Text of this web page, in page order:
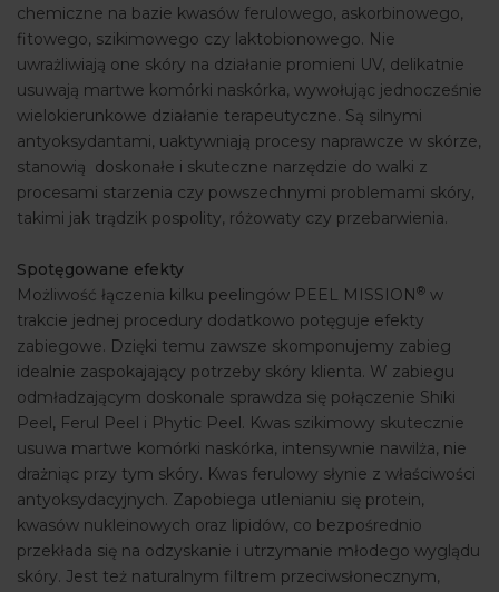
chemiczne na bazie kwasów ferulowego, askorbinowego,
fitowego, szikimowego czy laktobionowego. Nie
uwrażliwiają one skóry na działanie promieni UV, delikatnie
usuwają martwe komórki naskórka, wywołując jednocześnie
wielokierunkowe działanie terapeutyczne. Są silnymi
antyoksydantami, uaktywniają procesy naprawcze w skórze,
stanowią doskonałe i skuteczne narzędzie do walki z
procesami starzenia czy powszechnymi problemami skóry,
takimi jak trądzik pospolity, różowaty czy przebarwienia.
Spotęgowane efekty
Możliwość łączenia kilku peelingów PEEL MISSION® w
trakcie jednej procedury dodatkowo potęguje efekty
zabiegowe. Dzięki temu zawsze skomponujemy zabieg
idealnie zaspokajający potrzeby skóry klienta. W zabiegu
odmładzającym doskonale sprawdza się połączenie Shiki
Peel, Ferul Peel i Phytic Peel. Kwas szikimowy skutecznie
usuwa martwe komórki naskórka, intensywnie nawilża, nie
drażniąc przy tym skóry. Kwas ferulowy słynie z właściwości
antyoksydacyjnych. Zapobiega utlenianiu się protein,
kwasów nukleinowych oraz lipidów, co bezpośrednio
przekłada się na odzyskanie i utrzymanie młodego wyglądu
skóry. Jest też naturalnym filtrem przeciwsłonecznym,